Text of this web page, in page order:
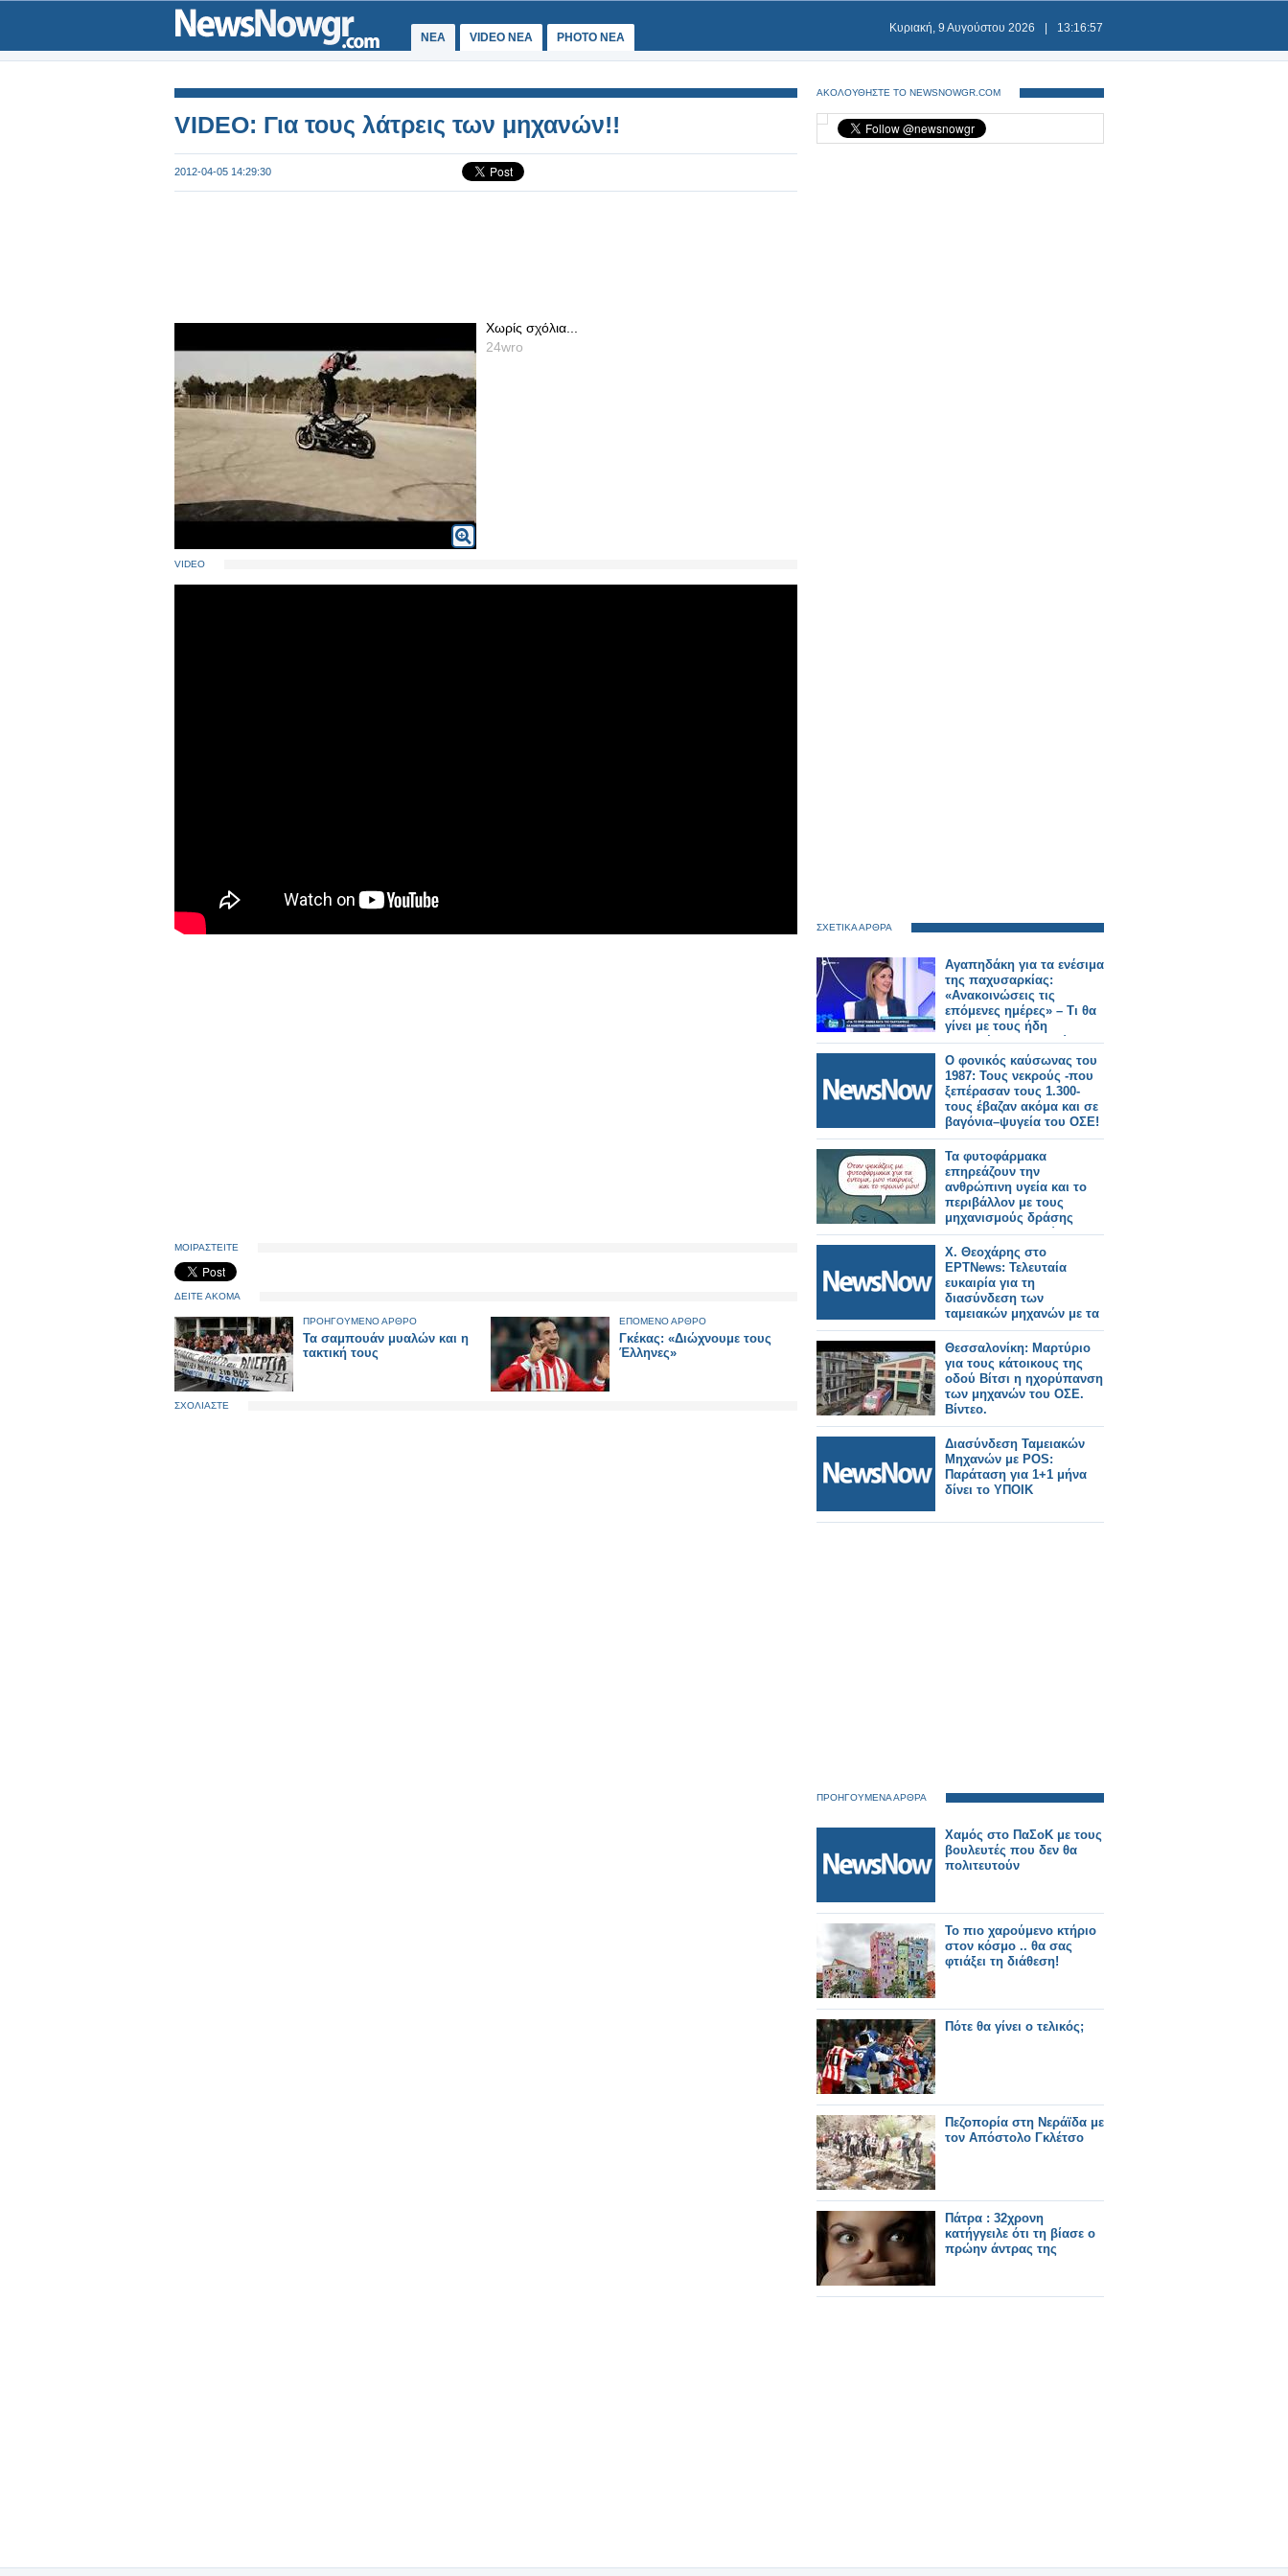
ΝΕΑ VIDEO NEA PHOTO NEA
Κυριακή, 9 Αυγούστου 2026 13:16:58
VIDEO: Για τους λάτρεις των μηχανών!!
2012-04-05 14:29:30
Xωρίς σχόλια...
24wro
VIDEO
ΜΟΙΡΑΣΤΕΙΤΕ
ΔΕΙΤΕ ΑΚΟΜΑ
ΠΡΟΗΓΟΥΜΕΝΟ ΑΡΘΡΟ
Τα σαμπουάν μυαλών και η
τακτική τους
ΕΠΟΜΕΝΟ ΑΡΘΡΟ
Γκέκας: «Διώχνουμε τους
Έλληνες»
ΣΧΟΛΙΑΣΤΕ
ΑΚΟΛΟΥΘΗΣΤΕ ΤΟ NEWSNOWGR.COM
ΣΧΕΤΙΚΑ ΑΡΘΡΑ
Αγαπηδάκη για τα ενέσιμα
της παχυσαρκίας:
«Ανακοινώσεις τις
επόμενες ημέρες» – Τι θα
γίνει με τους ήδη
ενταγμένους δικαιούχους
(video)
Ο φονικός καύσωνας του
1987: Τους νεκρούς -που
ξεπέρασαν τους 1.300-
τους έβαζαν ακόμα και σε
βαγόνια–ψυγεία του ΟΣΕ!
Τα φυτοφάρμακα
επηρεάζουν την
ανθρώπινη υγεία και το
περιβάλλον με τους
μηχανισμούς δράσης
τους και αποτελούν
κίνδυνο για τους
επικονιαστές
Χ. Θεοχάρης στο
ΕΡΤΝews: Τελευταία
ευκαιρία για τη
διασύνδεση των
ταμειακών μηχανών με τα
POS
Θεσσαλονίκη: Μαρτύριο
για τους κάτοικους της
οδού Βίτσι η ηχορύπανση
των μηχανών του ΟΣΕ.
Βίντεο.
Διασύνδεση Ταμειακών
Μηχανών με POS:
Παράταση για 1+1 μήνα
δίνει το ΥΠΟΙΚ
ΠΡΟΗΓΟΥΜΕΝΑ ΑΡΘΡΑ
Χαμός στο ΠαΣοΚ με τους
βουλευτές που δεν θα
πολιτευτούν
Το πιο χαρούμενο κτήριο
στον κόσμο .. θα σας
φτιάξει τη διάθεση!
Πότε θα γίνει ο τελικός;
Πεζοπορία στη Νεράϊδα με
τον Απόστολο Γκλέτσο
Πάτρα : 32χρονη
κατήγγειλε ότι τη βίασε ο
πρώην άντρας της